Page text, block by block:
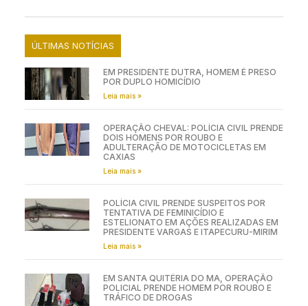
ÚLTIMAS NOTÍCIAS
EM PRESIDENTE DUTRA, HOMEM É PRESO
POR DUPLO HOMICÍDIO
Leia mais »
OPERAÇÃO CHEVAL: POLÍCIA CIVIL PRENDE
DOIS HOMENS POR ROUBO E
ADULTERAÇÃO DE MOTOCICLETAS EM
CAXIAS
Leia mais »
POLÍCIA CIVIL PRENDE SUSPEITOS POR
TENTATIVA DE FEMINICÍDIO E
ESTELIONATO EM AÇÕES REALIZADAS EM
PRESIDENTE VARGAS E ITAPECURU-MIRIM
Leia mais »
EM SANTA QUITÉRIA DO MA, OPERAÇÃO
POLICIAL PRENDE HOMEM POR ROUBO E
TRÁFICO DE DROGAS